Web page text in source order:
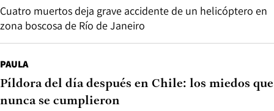
Cuatro muertos deja grave accidente de un helicóptero en
zona boscosa de Río de Janeiro
PAULA
Píldora del día después en Chile: los miedos que
nunca se cumplieron